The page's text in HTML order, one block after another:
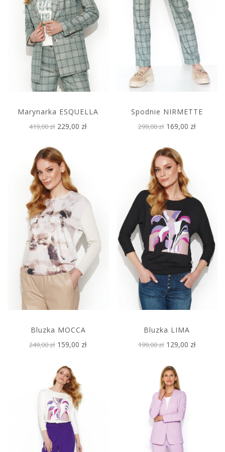
Marynarka ESQUELLA
419,00 zł 229,00 zł
Spodnie NIRMETTE
299,00 zł 169,00 zł
Bluzka MOCCA
249,00 zł 159,00 zł
Bluzka LIMA
199,00 zł 129,00 zł